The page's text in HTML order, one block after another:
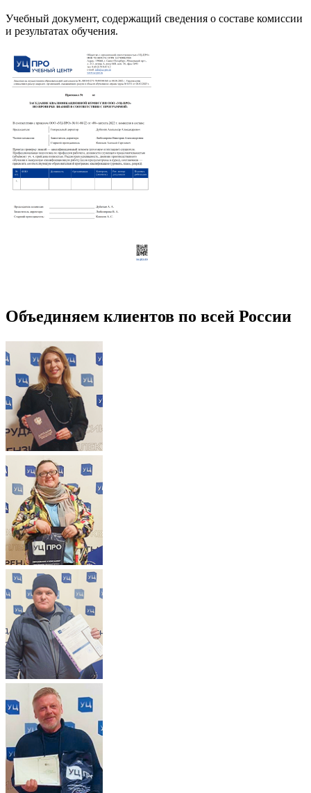
Учебный документ, содержащий сведения о составе комиссии
и результатах обучения.
Объединяем клиентов по всей России